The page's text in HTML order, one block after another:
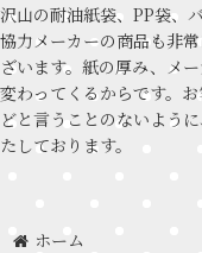
沢山の耐油紙袋、PP袋、
協力メーカーの商品も非
ざいます。紙の厚み、メ
変わってくるからです。
どと言うことのないよう
たしております。
ホーム